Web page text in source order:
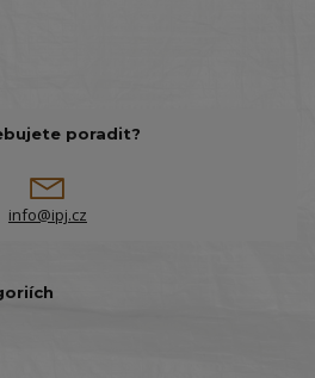
poradit?
info@ipj.cz